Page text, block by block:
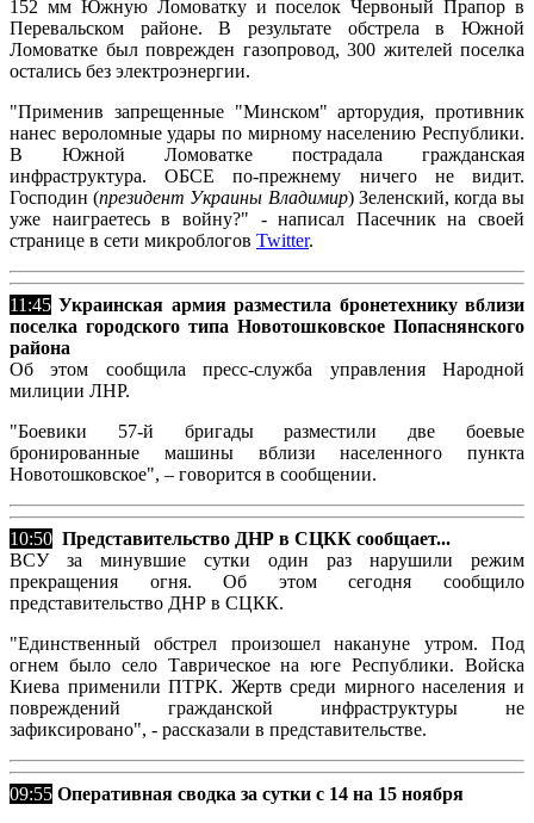
152 мм Южную Ломоватку и поселок Червоный Прапор в
Перевальском районе. В результате обстрела в Южной
Ломоватке был поврежден газопровод, 300 жителей поселка
остались без электроэнергии.
"Применив запрещенные "Минском" арторудия, противник
нанес вероломные удары по мирному населению Республики.
В Южной Ломоватке пострадала гражданская
инфраструктура. ОБСЕ по-прежнему ничего не видит.
Господин (президент Украины Владимир) Зеленский, когда вы
уже наиграетесь в войну?" - написал Пасечник на своей
странице в сети микроблогов Twitter.
11:45 Украинская армия разместила бронетехнику вблизи
поселка городского типа Новотошковское Попаснянского
района
Об этом сообщила пресс-служба управления Народной
милиции ЛНР.
"Боевики 57-й бригады разместили две боевые
бронированные машины вблизи населенного пункта
Новотошковское", – говорится в сообщении.
10:50 Представительство ДНР в СЦКК сообщает...
ВСУ за минувшие сутки один раз нарушили режим
прекращения огня. Об этом сегодня сообщило
представительство ДНР в СЦКК.
"Единственный обстрел произошел накануне утром. Под
огнем было село Таврическое на юге Республики. Войска
Киева применили ПТРК. Жертв среди мирного населения и
повреждений гражданской инфраструктуры не
зафиксировано", - рассказали в представительстве.
09:55 Оперативная сводка за сутки с 14 на 15 ноября